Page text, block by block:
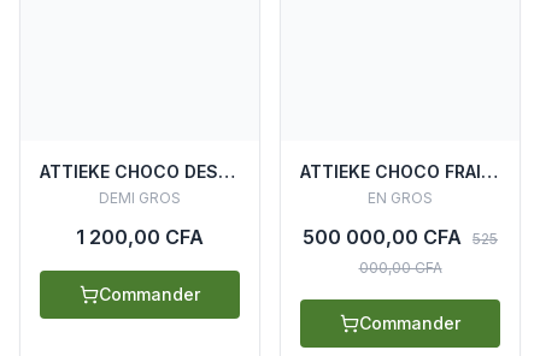
ATTIEKE CHOCO DESYDRATE SACHET 500G
DEMI GROS
1 200,00 CFA
Commander
ATTIEKE CHOCO FRAIS (25 CARTONS X 20 SACHETS)
EN GROS
500 000,00 CFA 525
000,00 CFA
Commander